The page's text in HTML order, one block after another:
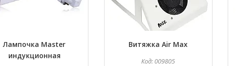
Лампочка Master
индукционная
Витяжка Air Max
009805